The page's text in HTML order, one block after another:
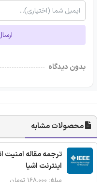
بدون دیدگاه
محصولات مشابه
اینترنت اشیا